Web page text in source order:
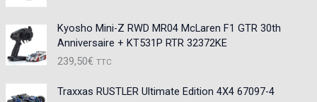
Kyosho Mini-Z RWD MR04 McLaren F1 GTR 30th
Anniversaire + KT531P RTR 32372KE
239,50€ TTC
Traxxas RUSTLER Ultimate Edition 4X4 67097-4